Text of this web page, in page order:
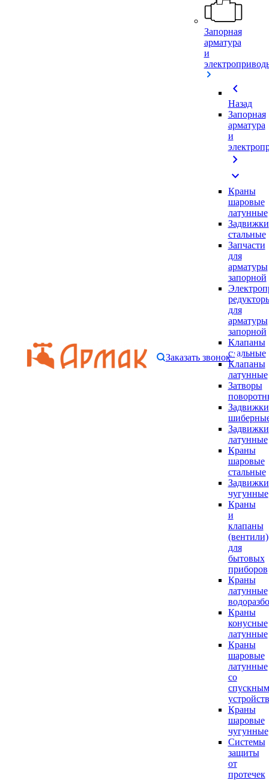
Запорная
арматура
и
chevron_left
Назад
Запорная
арматура
и
chevron_right
expand_more
Краны
шаровые
латунные
Задвижки
стальные
Запчасти
для
арматуры
запорной
для
арматуры
запорной
Клапаны
стальные
Клапаны
латунные
Затворы
Задвижки
Задвижки
латунные
Краны
шаровые
стальные
Задвижки
чугунные
Краны
и
клапаны
(вентили)
для
бытовых
приборов
Краны
латунные
Краны
конусные
латунные
Краны
шаровые
латунные
со
спускным
Краны
шаровые
чугунные
Системы
защиты
от
протечек
Заказать звонок